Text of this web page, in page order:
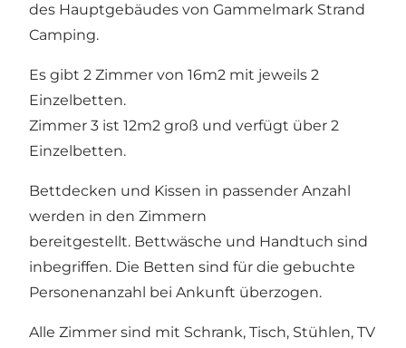
des Hauptgebäudes von Gammelmark Strand
Camping.
Es gibt 2 Zimmer von 16m2 mit jeweils 2
Einzelbetten.
Zimmer 3 ist 12m2 groß und verfügt über 2
Einzelbetten.
Bettdecken und Kissen in passender Anzahl
werden in den Zimmern
bereitgestellt. Bettwäsche und Handtuch sind
inbegriffen. Die Betten sind für die gebuchte
Personenanzahl bei Ankunft überzogen.
Alle Zimmer sind mit Schrank, Tisch, Stühlen, TV